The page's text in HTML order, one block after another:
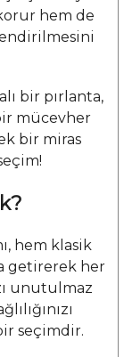
hem de
bir pırlanta,
mücevher
bir miras
hem klasik
getirerek her
unutulmaz
seçimdir.